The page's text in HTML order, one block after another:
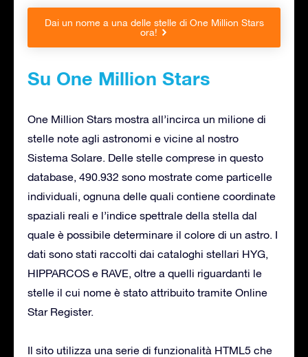
Dai un nome a una delle stelle di One Million Stars
ora!
Su One Million Stars
One Million Stars mostra all’incirca un milione di
stelle note agli astronomi e vicine al nostro
Sistema Solare. Delle stelle comprese in questo
database, 490.932 sono mostrate come particelle
individuali, ognuna delle quali contiene coordinate
spaziali reali e l’indice spettrale della stella dal
quale è possibile determinare il colore di un astro. I
dati sono stati raccolti dai cataloghi stellari HYG,
HIPPARCOS e RAVE, oltre a quelli riguardanti le
stelle il cui nome è stato attribuito tramite Online
Star Register.
Il sito utilizza una serie di funzionalità HTML5 che